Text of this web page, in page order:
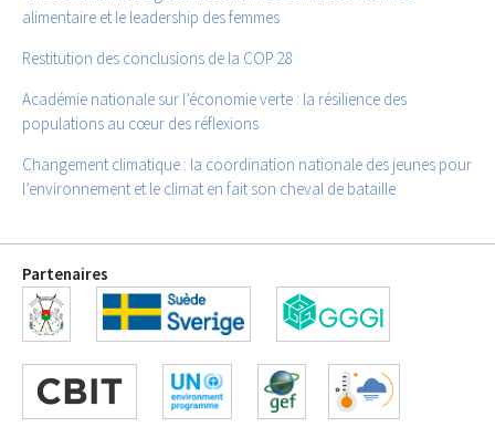
alimentaire et le leadership des femmes
Restitution des conclusions de la COP 28
Académie nationale sur l’économie verte : la résilience des
populations au cœur des réflexions
Changement climatique : la coordination nationale des jeunes pour
l’environnement et le climat en fait son cheval de bataille
Partenaires